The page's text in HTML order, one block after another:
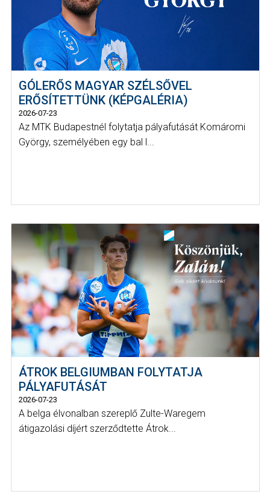
GÓLERŐS MAGYAR SZÉLSŐVEL
ERŐSÍTETTÜNK (KÉPGALÉRIA)
2026-07-23
Az MTK Budapestnél folytatja pályafutását Komáromi
György, személyében egy bal l...
ÁTROK BELGIUMBAN FOLYTATJA
PÁLYAFUTÁSÁT
2026-07-23
A belga élvonalban szereplő Zulte-Waregem
átigazolási díjért szerződtette Átrok...